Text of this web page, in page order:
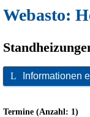
Webasto:
L Informationen
Termine (Anzahl: 1)